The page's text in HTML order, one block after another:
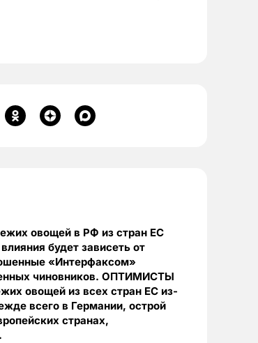
овощей в РФ из стран ЕС
будет зависеть от
«Интерфаксом»
чиновников. ОПТИМИСТЫ
овощей из всех стран ЕС из-
всего в Германии, острой
странах,